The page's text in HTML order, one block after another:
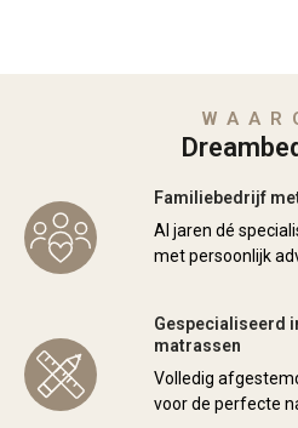
Familiebedrijf
Al jaren dé
met persoonlijk
Gespecialiseerd
matrassen
Volledig
voor de perfecte